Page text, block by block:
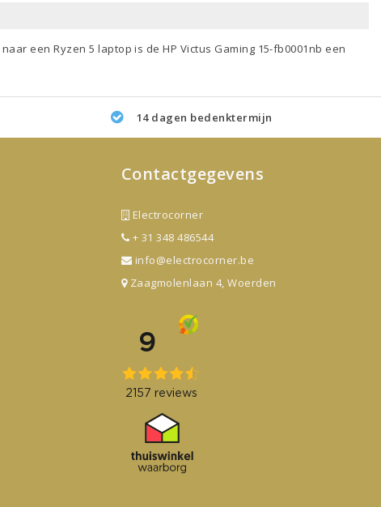
naar eenRyzen 5 laptopis de HP Victus Gaming 15-fb0001nb een
14 dagen bedenktermijn
Contactgegevens
Electrocorner
+ 31 348 486544
info@electrocorner.be
Zaagmolenlaan 4, Woerden